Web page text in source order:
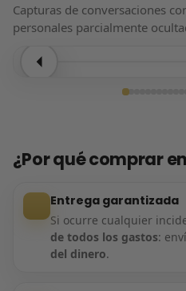
Capturas de conversaciones
personales parcialmente
¿Por qué comprar en
Entrega garantizada
Si ocurre cualquier
de todos los gastos:
del dinero.